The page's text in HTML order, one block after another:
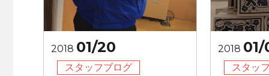
2018 01/20
スタッフブログ
2018
スタッ